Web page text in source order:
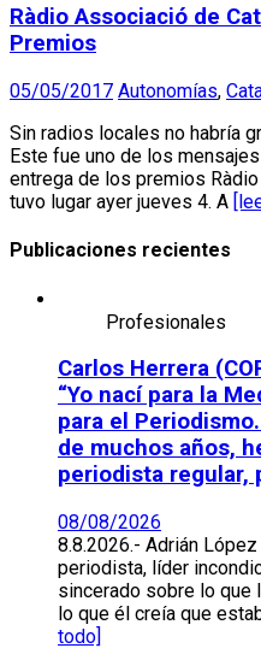
Ràdio Associació de
Premios
05/05/2017 Autonomías,
Sin radios locales no habría
Este fue uno de los
entrega de los premios
tuvo lugar ayer jueves 4. A
Publicaciones recientes
Profesionales
Carlos Herrera
“Yo nací para la
para el
de muchos años,
periodista regular,
08/08/2026
8.8.2026.- Adrián
periodista, líder
sincerado sobre lo que
lo que él creía que
todo]